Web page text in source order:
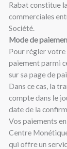
Rabat constitue
commerciales
Société.
Mode de
Pour régler votre
paiement parmi
sur sa page de
Dans ce cas, la
compte dans le
date de la
Vos paiements
Centre
qui offre un